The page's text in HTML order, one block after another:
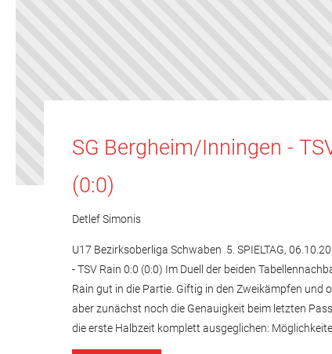
SG Bergheim/Inningen -
(0:0)
Detlef Simonis
U17 Bezirksoberliga Schwaben 5. SPIELTAG,
- TSV Rain 0:0 (0:0) Im Duell der beiden
Rain gut in die Partie. Giftig in den Zweikämpfen und
aber zunächst noch die Genauigkeit beim letzten
die erste Halbzeit komplett ausgeglichen: